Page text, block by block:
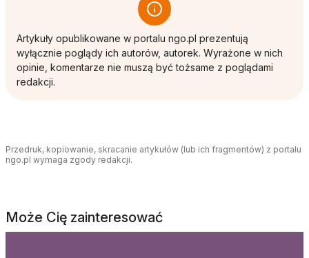
Artykuły opublikowane w portalu ngo.pl prezentują
wyłącznie poglądy ich autorów, autorek. Wyrażone w nich
opinie, komentarze nie muszą być tożsame z poglądami
redakcji.
Przedruk, kopiowanie, skracanie artykułów (lub ich fragmentów) z portalu
ngo.pl wymaga zgody redakcji.
Może Cię zainteresować